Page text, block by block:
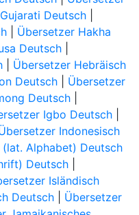
Deutsch|
| Übersetzer Hakha
Deutsch|
| Übersetzer Hebräisch
Deutsch| Übersetzer
Deutsch|
Igbo Deutsch|
Indonesisch
Alphabet) Deutsch
Deutsch|
Isländisch
Deutsch| Übersetzer